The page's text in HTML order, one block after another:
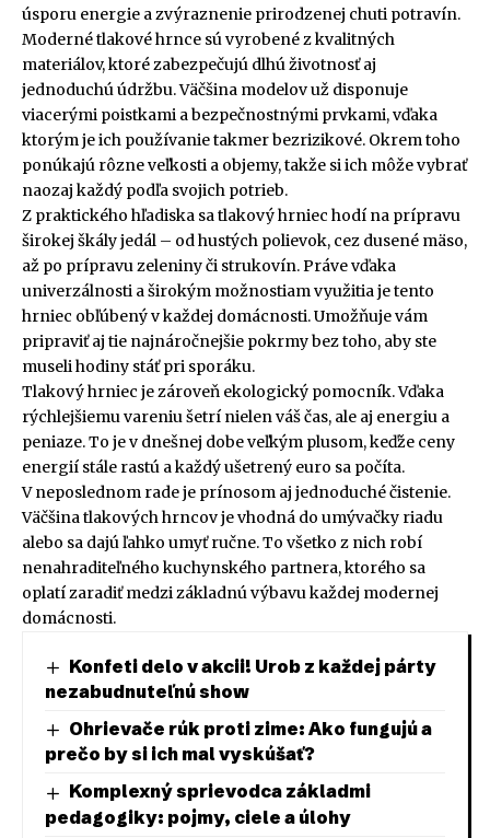
úsporu energie a zvýraznenie prirodzenej chuti potravín.
Moderné tlakové hrnce sú vyrobené z kvalitných
materiálov, ktoré zabezpečujú dlhú životnosť aj
jednoduchú údržbu. Väčšina modelov už disponuje
viacerými poistkami a bezpečnostnými prvkami, vďaka
ktorým je ich používanie takmer bezrizikové. Okrem toho
ponúkajú rôzne veľkosti a objemy, takže si ich môže vybrať
naozaj každý podľa svojich potrieb.
Z praktického hľadiska sa tlakový hrniec hodí na prípravu
širokej škály jedál – od hustých polievok, cez dusené mäso,
až po prípravu zeleniny či strukovín. Práve vďaka
univerzálnosti a širokým možnostiam využitia je tento
hrniec obľúbený v každej domácnosti. Umožňuje vám
pripraviť aj tie najnáročnejšie pokrmy bez toho, aby ste
museli hodiny stáť pri sporáku.
Tlakový hrniec je zároveň ekologický pomocník. Vďaka
rýchlejšiemu vareniu šetrí nielen váš čas, ale aj energiu a
peniaze. To je v dnešnej dobe veľkým plusom, keďže ceny
energií stále rastú a každý ušetrený euro sa počíta.
V neposlednom rade je prínosom aj jednoduché čistenie.
Väčšina tlakových hrncov je vhodná do umývačky riadu
alebo sa dajú ľahko umyť ručne. To všetko z nich robí
nenahraditeľného kuchynského partnera, ktorého sa
oplatí zaradiť medzi základnú výbavu každej modernej
domácnosti.
Konfeti delo v akcii! Urob z každej párty
nezabudnuteľnú show
Ohrievače rúk proti zime: Ako fungujú a
prečo by si ich mal vyskúšať?
Komplexný sprievodca základmi
pedagogiky: pojmy, ciele a úlohy